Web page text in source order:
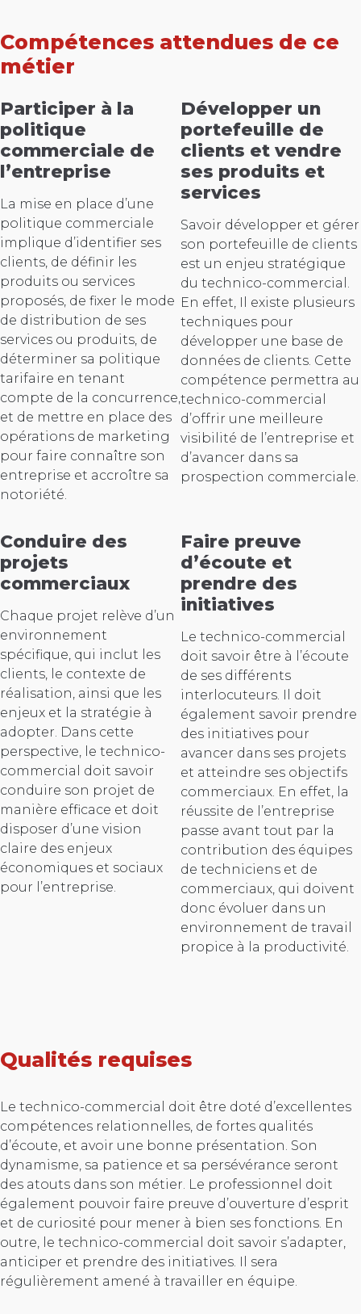
Compétences attendues de ce
métier
Participer à la
politique
commerciale de
l’entreprise
La mise en place d’une
politique commerciale
implique d’identifier ses
clients, de définir les
produits ou services
proposés, de fixer le mode
de distribution de ses
services ou produits, de
déterminer sa politique
tarifaire en tenant
compte de la concurrence,
et de mettre en place des
opérations de marketing
pour faire connaître son
entreprise et accroître sa
notoriété.
Développer un
portefeuille de
clients et vendre
ses produits et
services
Savoir développer et gérer
son portefeuille de clients
est un enjeu stratégique
du technico-commercial.
En effet, Il existe plusieurs
techniques pour
développer une base de
données de clients. Cette
compétence permettra au
technico-commercial
d’offrir une meilleure
visibilité de l’entreprise et
d’avancer dans sa
prospection commerciale.
Conduire des
projets
commerciaux
Chaque projet relève d’un
environnement
spécifique, qui inclut les
clients, le contexte de
réalisation, ainsi que les
enjeux et la stratégie à
adopter. Dans cette
perspective, le technico-
commercial doit savoir
conduire son projet de
manière efficace et doit
disposer d’une vision
claire des enjeux
économiques et sociaux
pour l’entreprise.
Faire preuve
d’écoute et
prendre des
initiatives
Le technico-commercial
doit savoir être à l’écoute
de ses différents
interlocuteurs. Il doit
également savoir prendre
des initiatives pour
avancer dans ses projets
et atteindre ses objectifs
commerciaux. En effet, la
réussite de l’entreprise
passe avant tout par la
contribution des équipes
de techniciens et de
commerciaux, qui doivent
donc évoluer dans un
environnement de travail
propice à la productivité.
Qualités requises
Le technico-commercial doit être doté d’excellentes
compétences relationnelles, de fortes qualités
d’écoute, et avoir une bonne présentation. Son
dynamisme, sa patience et sa persévérance seront
des atouts dans son métier. Le professionnel doit
également pouvoir faire preuve d’ouverture d’esprit
et de curiosité pour mener à bien ses fonctions. En
outre, le technico-commercial doit savoir s’adapter,
anticiper et prendre des initiatives. Il sera
régulièrement amené à travailler en équipe.